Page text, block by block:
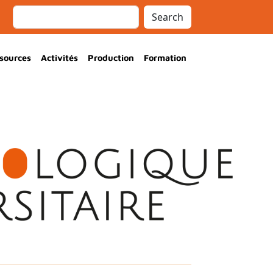
Activités Production Formation